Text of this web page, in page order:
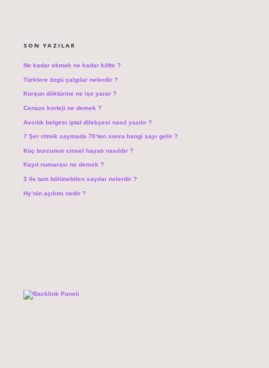
SON YAZILAR
Ne kadar ekmek ne kadar köfte ?
Türklere özgü çalgılar nelerdir ?
Kurşun döktürme ne işe yarar ?
Cenaze korteji ne demek ?
Avcılık belgesi iptal dilekçesi nasıl yazılır ?
7 Şer ritmik saymada 70’ten sonra hangi sayı gelir ?
Koç burcunun cinsel hayatı nasıldır ?
Kayıt numarası ne demek ?
3 ile tam bölünebilen sayılar nelerdir ?
Hy’nin açılımı nedir ?